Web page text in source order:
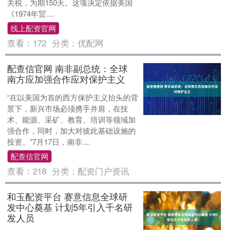
关税，为期150天。这项决定依据美国
《1974年贸....
线上配资官网
查看： 172 分类：优配网
配查信官网 南非副总统：全球
南方应加强合作应对保护主义
“在以美国为首的西方保护主义抬头的背
景下，新兴市场必须携手并肩，在技
术、能源、采矿、教育、培训等领域加
强合作，同时，加大对彼此基础设施的
投资。”7月17日，南非....
配查信官网
查看：218 分类： 配资门户资讯
和玉配资平台 赛意信息全球研
发中心奠基 计划5年引入千名研
发人员